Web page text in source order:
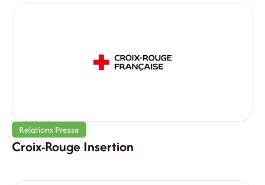
Relations Presse
Croix-Rouge Insertion